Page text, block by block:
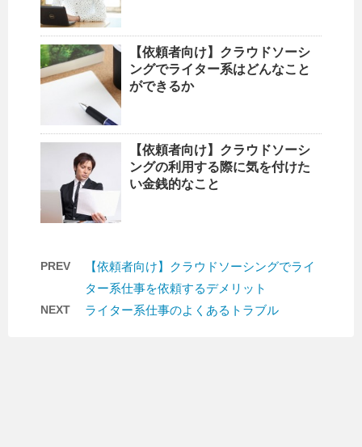
【依頼者向け】クラウドソーシ
ングでライター系はどんなこと
ができるか
【依頼者向け】クラウドソーシ
ングの利用する際に気を付けた
い金銭的なこと
PREV
【依頼者向け】クラウドソーシングでライ
ター系仕事を依頼するデメリット
NEXT ライター系仕事のよくあるトラブル